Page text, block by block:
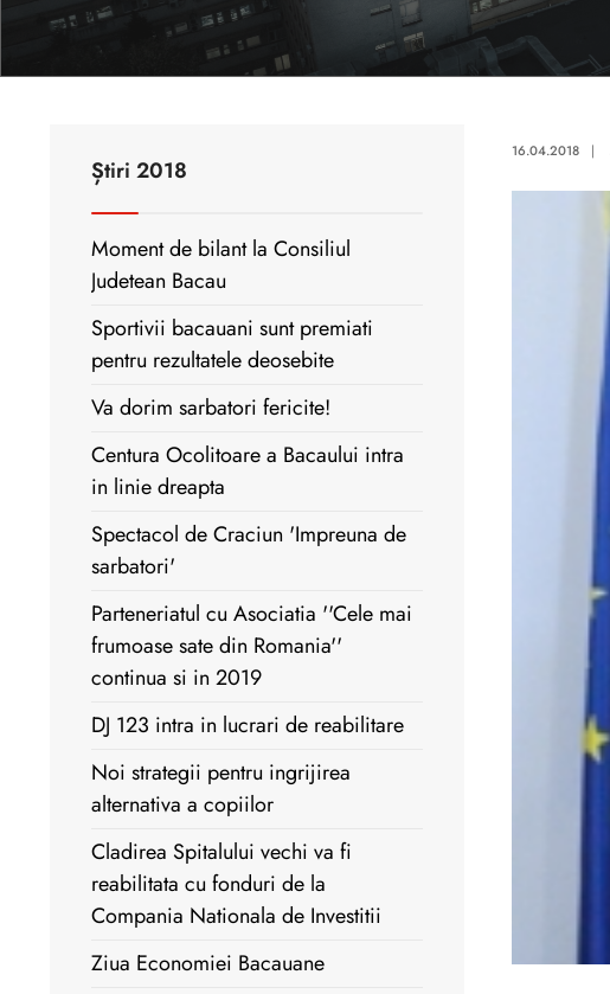
16.04.2018 |
Știri 2018
Moment de bilant la Consiliul
Judetean Bacau
Sportivii bacauani sunt premiati
pentru rezultatele deosebite
Va dorim sarbatori fericite!
Centura Ocolitoare a Bacaului intra
in linie dreapta
Spectacol de Craciun 'Impreuna de
sarbatori'
Parteneriatul cu Asociatia ''Cele mai
frumoase sate din Romania''
continua si in 2019
DJ 123 intra in lucrari de reabilitare
Noi strategii pentru ingrijirea
alternativa a copiilor
Cladirea Spitalului vechi va fi
reabilitata cu fonduri de la
Compania Nationala de Investitii
Ziua Economiei Bacauane